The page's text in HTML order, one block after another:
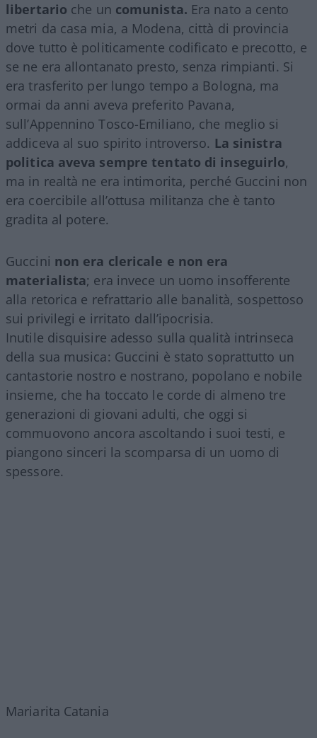
libertario che un comunista. Era nato a cento
metri da casa mia, a Modena, città di provincia
dove tutto è politicamente codificato e precotto, e
se ne era allontanato presto, senza rimpianti. Si
era trasferito per lungo tempo a Bologna, ma
ormai da anni aveva preferito Pavana,
sull’Appennino Tosco-Emiliano, che meglio si
addiceva al suo spirito introverso. La sinistra
politica aveva sempre tentato di inseguirlo,
ma in realtà ne era intimorita, perché Guccini non
era coercibile all’ottusa militanza che è tanto
gradita al potere.
Guccini non era clericale e non era
materialista; era invece un uomo insofferente
alla retorica e refrattario alle banalità, sospettoso
sui privilegi e irritato dall’ipocrisia.
Inutile disquisire adesso sulla qualità intrinseca
della sua musica: Guccini è stato soprattutto un
cantastorie nostro e nostrano, popolano e nobile
insieme, che ha toccato le corde di almeno tre
generazioni di giovani adulti, che oggi si
commuovono ancora ascoltando i suoi testi, e
piangono sinceri la scomparsa di un uomo di
spessore.
Mariarita Catania